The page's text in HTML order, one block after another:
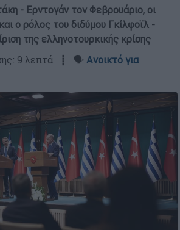
- Ερντογάν τον Φεβρουάριο, οι
ο ρόλος του διδύμου Γκίλφοϊλ -
της ελληνοτουρκικής κρίσης
9 λεπτά ┋ 🗣️ Ανοικτό για